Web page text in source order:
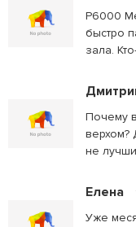
P6000
быстро
зала.
Почему
верхом?
не
Елена
Уже